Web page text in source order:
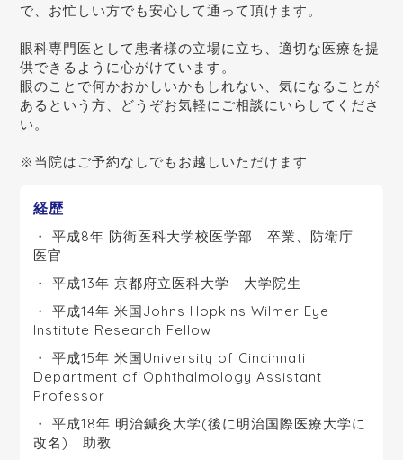
で、お忙しい方でも安心して通って頂けます。
眼科専門医として患者様の立場に立ち、適切な医療を提
供できるように心がけています。
眼のことで何かおかしいかもしれない、気になることが
あるという方、どうぞお気軽にご相談にいらしてくださ
い。
※当院はご予約なしでもお越しいただけます
経歴
平成8年 防衛医科大学校医学部 卒業、防衛庁
医官
平成13年 京都府立医科大学 大学院生
平成14年 米国Johns Hopkins Wilmer Eye
Institute Research Fellow
平成15年 米国University of Cincinnati
Department of Ophthalmology Assistant
Professor
平成18年 明治鍼灸大学(後に明治国際医療大学に
改名) 助教